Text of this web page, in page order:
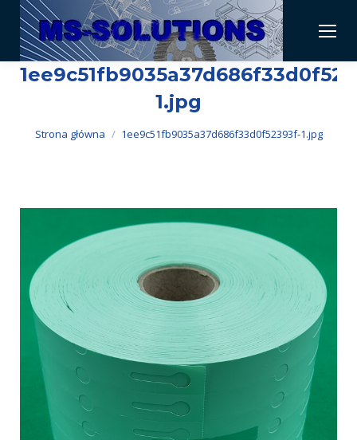
1.jpg
Jesteś tutaj:
Strona główna 1ee9c51fb9035a37d686f33d0f52393f-1.jpg